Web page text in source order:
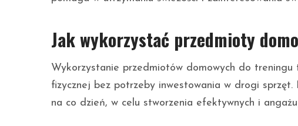
Jak wykorzystać przedmioty
Wykorzystanie przedmiotów domowych do treningu
fizycznej bez potrzeby inwestowania w drogi
na co dzień, w celu stworzenia efektywnych i